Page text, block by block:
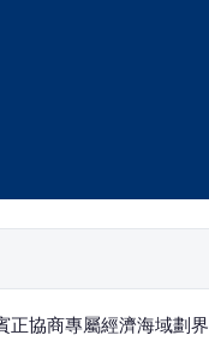
協商專屬經濟海域劃